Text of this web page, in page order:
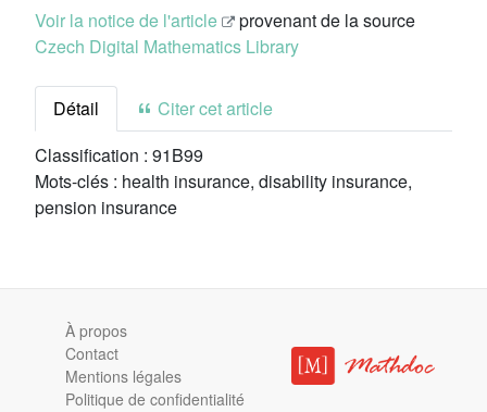
Voir la notice de l'article
provenant de la source
Czech Digital Mathematics Library
Détail
Citer cet article
Classification : 91B99
Mots-clés : health insurance, disability insurance,
pension insurance
À propos
Contact
Mentions légales
Politique de confidentialité